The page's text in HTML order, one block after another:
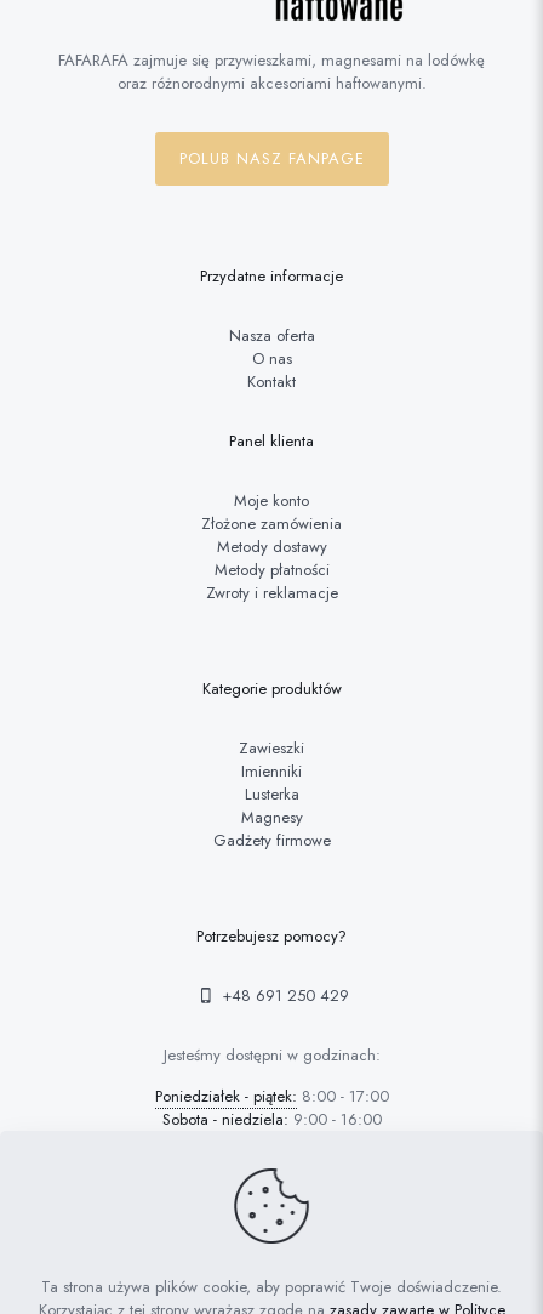
FAFARAFA zajmuje się przywieszkami, magnesami na lodówkę
oraz różnorodnymi akcesoriami haftowanymi.
POLUB NASZ FANPAGE
Przydatne informacje
Nasza oferta
O nas
Kontakt
Panel klienta
Moje konto
Złożone zamówienia
Metody dostawy
Metody płatności
Zwroty i reklamacje
Kategorie produktów
Zawieszki
Imienniki
Lusterka
Magnesy
Gadżety firmowe
Potrzebujesz pomocy?
+48 691 250 429
Jesteśmy dostępni w godzinach:
Poniedziałek - piątek: 8:00 - 17:00
Sobota - niedziela: 9:00 - 16:00
© 2022 FAFARAFA | Haft Piotrków Trybunalski |
Projektowanie
stron Piotrków: AdrianGrzybek.pl
Ta strona używa plików cookie, aby poprawić Twoje doświadczenie.